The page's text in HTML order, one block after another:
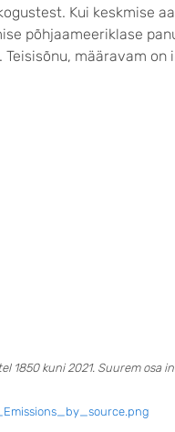
Kui keskmise
põhjaameeriklase
Teisisõnu, määravam
1850 kuni 2021. Suurem osa